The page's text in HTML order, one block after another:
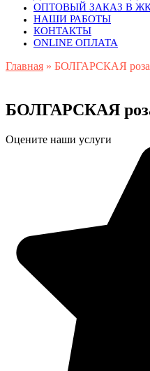
ОПТОВЫЙ ЗАКАЗ В
НАШИ РАБОТЫ
КОНТАКТЫ
ONLINE ОПЛАТА
Главная » БОЛГАРСКАЯ
БОЛГАРСКАЯ
Оцените наши услуги